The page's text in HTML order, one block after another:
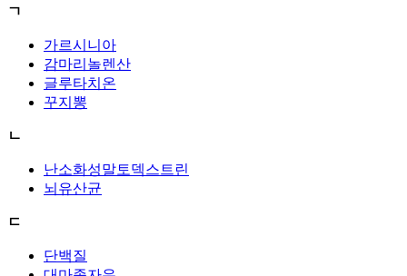
ㄱ
가르시니아
감마리놀렌산
글루타치온
꾸지뽕
ㄴ
난소화성말토덱스트린
뇌유산균
ㄷ
단백질